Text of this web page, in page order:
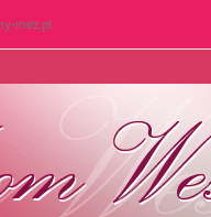
inez.pl